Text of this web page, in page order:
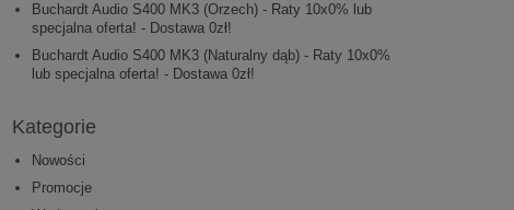
Buchardt Audio S400 MK3 (Orzech) - Raty 10x0% lub
specjalna oferta! - Dostawa 0zł!
Buchardt Audio S400 MK3 (Naturalny dąb) - Raty 10x0%
lub specjalna oferta! - Dostawa 0zł!
Kategorie
Nowości
Promocje